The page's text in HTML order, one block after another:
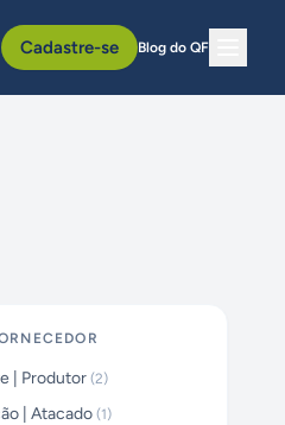
Cadastre-se Blog do QF
| Produtor (2)
| Atacado (1)